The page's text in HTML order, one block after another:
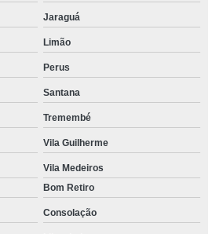
Jaraguá
Limão
Perus
Santana
Tremembé
Vila Guilherme
Vila Medeiros
Bom Retiro
Consolação